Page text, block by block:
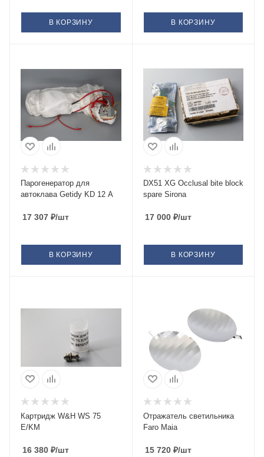
В КОРЗИНУ В КОРЗИНУ
Парогенератор для
автоклава Getidy KD 12 A
17 307 ₽/шт
В КОРЗИНУ
DX51 XG Occlusal bite block
spare Sirona
17 000₽/шт
В КОРЗИНУ
Картридж W&H WS 75
E/KM
16 380 ₽/шт
Отражатель светильника
Faro Maia
15 720₽/шт